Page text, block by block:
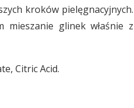
kroków pielęgnacyjnych.
mieszanie glinek właśnie z
Citric Acid.